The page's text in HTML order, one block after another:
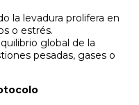
la levadura prolifera en
o estrés.
global de la
pesadas, gases o